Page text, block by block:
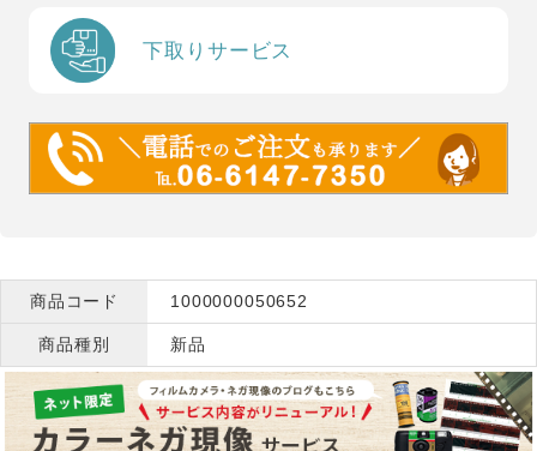
下取りサービス
商品コード 1000000050652
商品種別 新品